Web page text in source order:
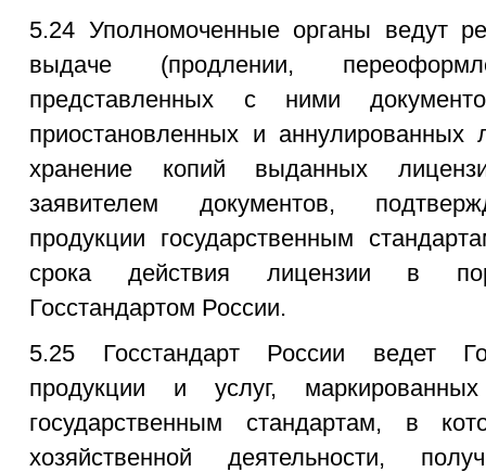
5.24 Уполномоченные органы ведут
выдаче (продлении,
представленных с ними
приостановленных и аннулированных
хранение копий выданных
заявителем документов,
продукции государственным
срока действия лицензии в
Госстандартом России.
5.25 Госстандарт России ведет
продукции и услуг,
государственным стандартам, в
хозяйственной деятельности,